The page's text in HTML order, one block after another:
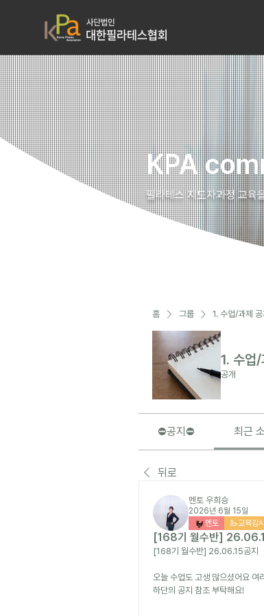
KPA
필라테스 지도자과정 교육
홈 그룹 1. 수업/과제 공
1. 수업/
공개
⛔️공지⛔️ 최근
뒤로
멘토 우희승
2026년 6월 15일
멘토
🦢교육강
[168기 월수반]
[168기 월수반] 26.06.15공지
오늘 수업도 고생 많으셨어요 여
하단의 공지 참조 부탁해요!